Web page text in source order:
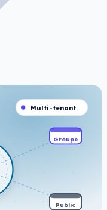
Groupe
Public
Multi-tenant